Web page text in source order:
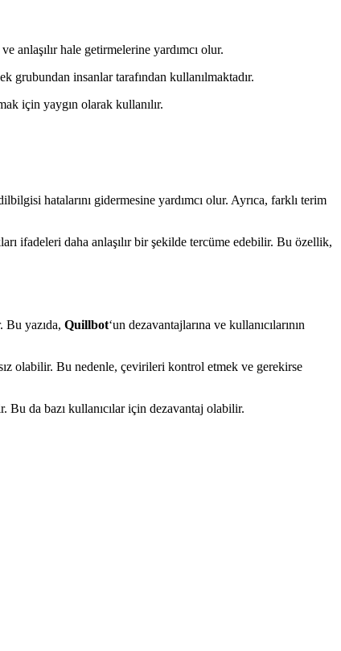
anlaşılır hale getirmelerine yardımcı olur.
grubundan insanlar tarafından kullanılmaktadır.
için yaygın olarak kullanılır.
hatalarını gidermesine yardımcı olur. Ayrıca, farklı terim
ifadeleri daha anlaşılır bir şekilde tercüme edebilir. Bu özellik,
Bu yazıda, Quillbot‘un dezavantajlarına ve kullanıcılarının
olabilir. Bu nedenle, çevirileri kontrol etmek ve gerekirse
da bazı kullanıcılar için dezavantaj olabilir.